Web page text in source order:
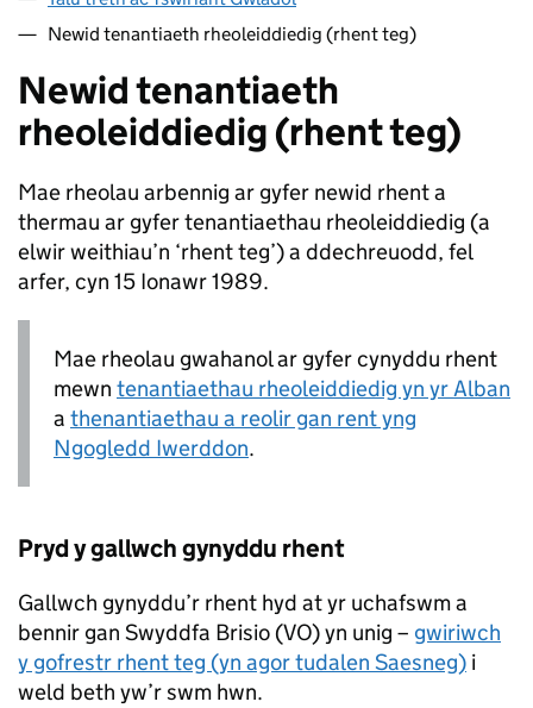
Newid tenantiaeth rheoleiddiedig (rhent teg)
Newid tenantiaeth
rheoleiddiedig (rhent teg)
Mae rheolau arbennig ar gyfer newid rhent a
thermau ar gyfer tenantiaethau rheoleiddiedig (a
elwir weithiau’n ‘rhent teg’) a ddechreuodd, fel
arfer, cyn 15 Ionawr 1989.
Mae rheolau gwahanol ar gyfer cynyddu rhent
mewn tenantiaethau rheoleiddiedig yn yr Alban
a thenantiaethau a reolir gan rent yng
Ngogledd Iwerddon.
Pryd y gallwch gynyddu rhent
Gallwch gynyddu’r rhent hyd at yr uchafswm a
bennir gan Swyddfa Brisio (VO) yn unig – gwiriwch
y gofrestr rhent teg (yn agor tudalen Saesneg) i
weld beth yw’r swm hwn.